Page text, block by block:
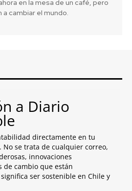
en la mesa de un café, pero
a cambiar el mundo.
a Diario
directamente en tu
No se trata de cualquier correo,
innovaciones
de cambio que están
ser sostenible en Chile y